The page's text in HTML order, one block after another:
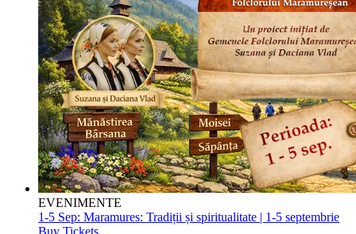
EVENIMENTE
1-5 Sep: Maramures: Tradiții și spiritualitate | 1-5 septembrie
Buy Tickets